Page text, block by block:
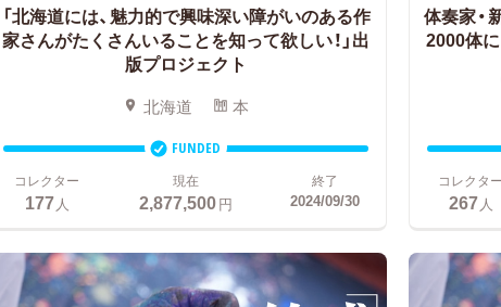
「北海道には、魅力的で興味深い障がいのある作
家さんがたくさんいることを知って欲しい！」出
版プロジェクト
北海道 本
FUNDED
コレクター
177人
現在
2,877,500円
終了
2024/09/30
体奏家・
2000体
コレクター
267人